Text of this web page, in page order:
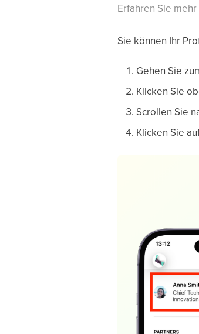
Erfahren Sie
Sie können Ihr
Gehen Sie
Klicken Sie
Scrollen Sie
Klicken Sie